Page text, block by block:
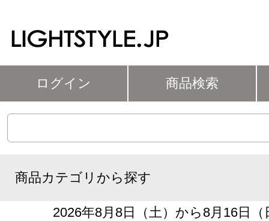
ログイン 商品検索
商品カテゴリから探す
2026年8月8日（土）から8月16日